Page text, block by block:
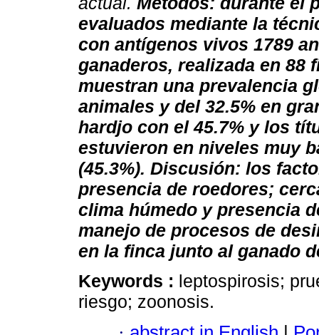
evaluados mediante la
con antígenos vivos 1789
ganaderos, realizada en 88
muestran una prevalencia
animales y del 32.5% en
hardjo con el 45.7% y los
estuvieron en niveles muy
(45.3%). Discusión: los
presencia de roedores;
clima húmedo y presencia
manejo de procesos de
en la finca junto al ganado
Keywords : leptospirosis;
riesgo; zoonosis.